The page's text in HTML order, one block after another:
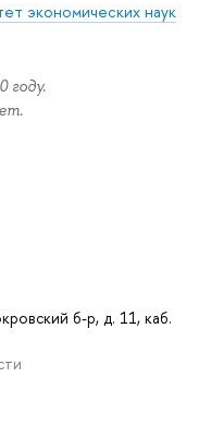
экономических наук
б-р, д. 11, каб.